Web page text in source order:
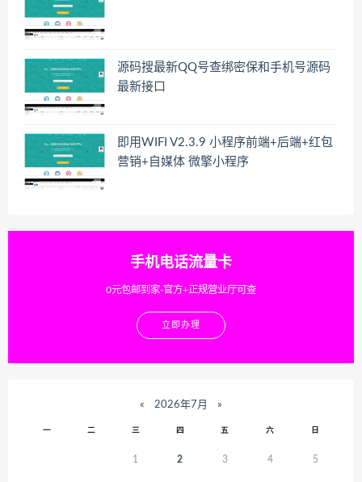
源码搜最新QQ号查绑密保和手机号源码
最新接口
即用WIFI V2.3.9 小程序前端+后端+红包
营销+自媒体 微擎小程序
手机电话流量卡
0元包邮到家-官方+正规营业厅可查
立即办理
« 2026年7月 »
一 二 三 四 五 六 日
1 2 3 4 5